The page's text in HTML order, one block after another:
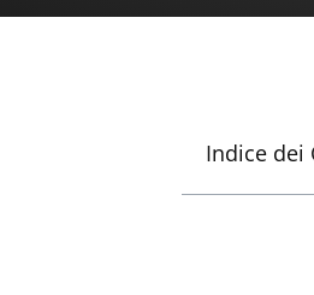
Indice dei